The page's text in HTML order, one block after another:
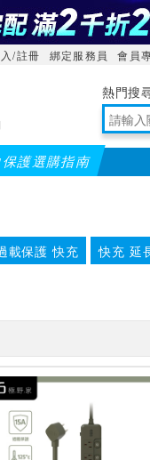
/註冊 綁定服務員 會員
境量測
保護選購指南 【PX大
載保護 快充 快充 延